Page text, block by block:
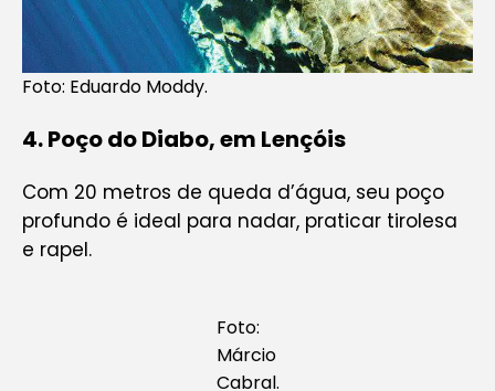
Foto: Eduardo Moddy.
4. Poço do Diabo, em Lençóis
Com 20 metros de queda d’água, seu poço
profundo é ideal para nadar, praticar tirolesa
e rapel.
Foto:
Márcio
Cabral.